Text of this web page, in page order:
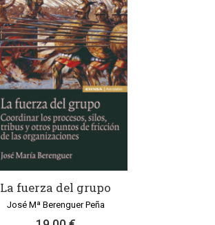
La fuerza del grupo
José Mª Berenguer Peña